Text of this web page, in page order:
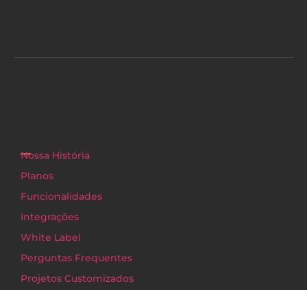
Nossa História
Planos
Funcionalidades
Integrações
White Label
Perguntas Frequentes
Projetos Customizados